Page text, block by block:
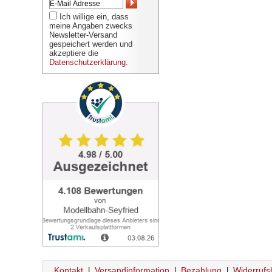
Ich willige ein, dass
meine Angaben zwecks
Newsletter-Versand
gespeichert werden und
akzeptiere die
Datenschutzerklärung.